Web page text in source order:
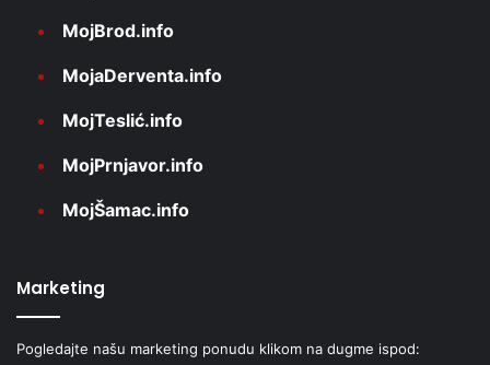
MojBrod.info
MojaDerventa.info
MojTeslić.info
MojPrnjavor.info
MojŠamac.info
Marketing
Pogledajte našu marketing ponudu klikom na dugme ispod: